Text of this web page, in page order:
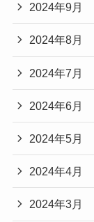
2024年9月
2024年8月
2024年7月
2024年6月
2024年5月
2024年4月
2024年3月